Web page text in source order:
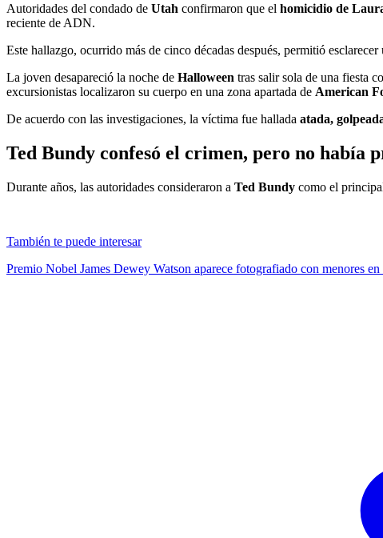
Autoridades del condado de Utah confirmaron que el homicidio de
reciente de ADN.
Este hallazgo, ocurrido más de cinco décadas después, permitió
La joven desapareció la noche de Halloween tras salir sola de una fiesta
excursionistas localizaron su cuerpo en una zona apartada de American
De acuerdo con las investigaciones, la víctima fue hallada atada,
Ted Bundy confesó el crimen, pero no había
Durante años, las autoridades consideraron a Ted Bundy como el
También te puede interesar
Premio Nobel James Dewey Watson aparece fotografiado con menores